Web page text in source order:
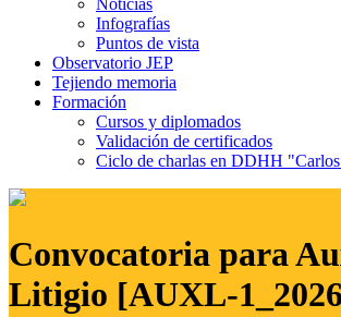
Noticias
Infografías
Puntos de vista
Observatorio JEP
Tejiendo memoria
Formación
Cursos y diplomados
Validación de certificados
Ciclo de charlas en DDHH
Convocatoria para
Litigio [AUXL-